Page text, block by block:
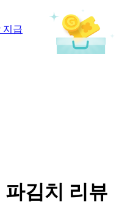
지급
김치 리뷰